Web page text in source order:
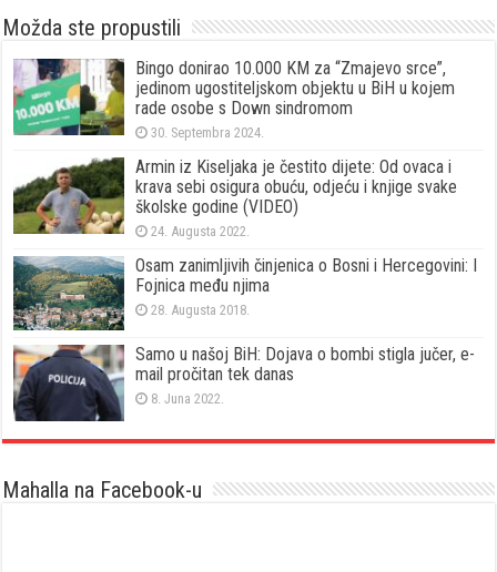
Možda ste propustili
Bingo donirao 10.000 KM za “Zmajevo srce”,
jedinom ugostiteljskom objektu u BiH u kojem
rade osobe s Down sindromom
30. Septembra 2024.
Armin iz Kiseljaka je čestito dijete: Od ovaca i
krava sebi osigura obuću, odjeću i knjige svake
školske godine (VIDEO)
24. Augusta 2022.
Osam zanimljivih činjenica o Bosni i Hercegovini: I
Fojnica među njima
28. Augusta 2018.
Samo u našoj BiH: Dojava o bombi stigla jučer, e-
mail pročitan tek danas
8. Juna 2022.
Mahalla na Facebook-u